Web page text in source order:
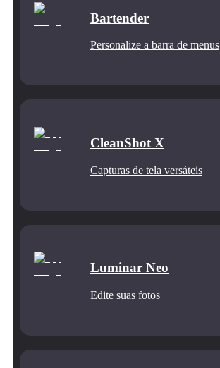
Bartender
Personalize a barra de menus
CleanShot X
Capturas de tela versáteis
Luminar Neo
Edite suas fotos